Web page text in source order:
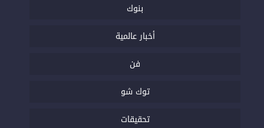
بنوك
أخبار عالمية
فن
توك شو
تحقيقات